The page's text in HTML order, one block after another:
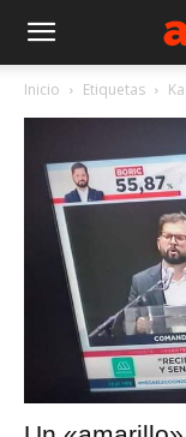
Inicio Etiquetas